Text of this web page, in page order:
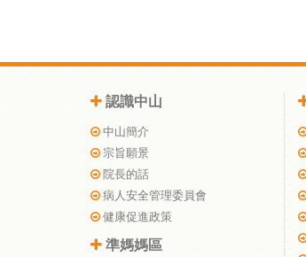
認識中山
中山簡介
宗旨願景
院長的話
病人安全管理委員會
健康促進政策
準媽媽區